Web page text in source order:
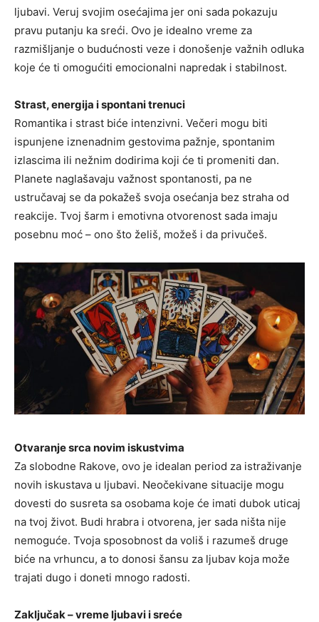
ljubavi. Veruj svojim osećajima jer oni sada pokazuju
pravu putanju ka sreći. Ovo je idealno vreme za
razmišljanje o budućnosti veze i donošenje važnih odluka
koje će ti omogućiti emocionalni napredak i stabilnost.
Strast, energija i spontani trenuci
Romantika i strast biće intenzivni. Večeri mogu biti
ispunjene iznenadnim gestovima pažnje, spontanim
izlascima ili nežnim dodirima koji će ti promeniti dan.
Planete naglašavaju važnost spontanosti, pa ne
ustručavaj se da pokažeš svoja osećanja bez straha od
reakcije. Tvoj šarm i emotivna otvorenost sada imaju
posebnu moć – ono što želiš, možeš i da privučeš.
Otvaranje srca novim iskustvima
Za slobodne Rakove, ovo je idealan period za istraživanje
novih iskustava u ljubavi. Neočekivane situacije mogu
dovesti do susreta sa osobama koje će imati dubok uticaj
na tvoj život. Budi hrabra i otvorena, jer sada ništa nije
nemoguće. Tvoja sposobnost da voliš i razumeš druge
biće na vrhuncu, a to donosi šansu za ljubav koja može
trajati dugo i doneti mnogo radosti.
Zaključak – vreme ljubavi i sreće